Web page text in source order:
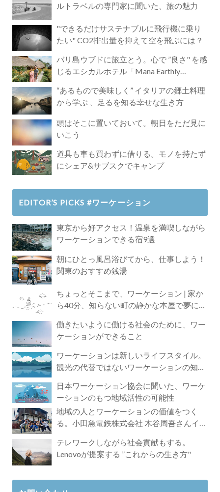
ルトラベルの専門家に聞いた、旅の魅力
"できるだけサステナブルに飛行機に乗り
たい" CO2排出量を抑えて空を飛ぶには？
バリ島ウブドに旅立とう。心で ”良さ" を感
じるエシカルホテル「Mana Earthly
“あるもので美味しく” イタリアの郷土料理
から学ぶ 、足るを知る幸せな生き方
頭はそこに置いておいて。朝日をただ見に
いこう
道具も車も買わずに借りる。モノを持たず
にシェア&サブスクでキャンプ
EDITOR’S PICKS #ワーケーション
東京から好アクセス！温泉を満喫しながら
ワーケーションできる宿9選
朝にひとっ風呂浴びてから、仕事しよう！
関東のおすすめ銭湯
ちょっとそこまで、ワーケーション | 家か
ら40分、知らない町の静かな本屋で夢に近
働きたいように働ける社会のために、ワー
ケーションができること
ワーケーションは新しいライフスタイル。
観光の代替ではないワーケーションの知ら
日本ワーケーション協会に聞いた、ワーケ
ーションのもつ地域活性の可能性
地域の人とワーケーションの価値をつく
る。小田急電鉄株式会社 木谷周吾さんイン
テレワークしながら社会貢献もする。
Lenovoが提案する ”これからの生き方"